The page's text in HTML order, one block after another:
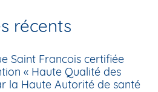
récents
Saint Francois certifiée
« Haute Qualité des
la Haute Autorité de santé